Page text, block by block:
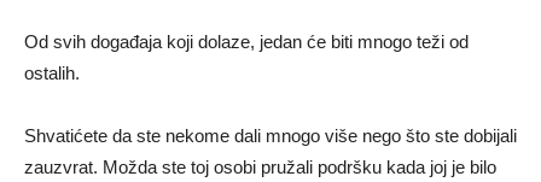
Od svih događaja koji dolaze, jedan će biti mnogo teži od
ostalih.
Shvatićete da ste nekome dali mnogo više nego što ste dobijali
zauzvrat. Možda ste toj osobi pružali podršku kada joj je bilo